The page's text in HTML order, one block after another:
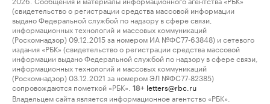
(свидетельство о регистрации средства массовой информации
выдано Федеральной службой по надзору в сфере связи,
информационных технологий и массовых коммуникаций
(Роскомнадзор) 09.12.2015 за номером ИА №ФС77-63848) и сетевого
издания «РБК» (свидетельство о регистрации средства массовой
информации выдано Федеральной службой по надзору в сфере связи,
информационных технологий и массовых коммуникаций
(Роскомнадзор) 03.12.2021 за номером ЭЛ №ФС77-82385)
сопровождаются пометкой «РБК».
18+ letters@rbc.ru
Владельцем сайта является информационное агентство «РБК».